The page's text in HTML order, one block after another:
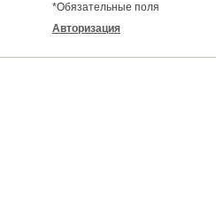
*Обязательные поля
Авторизация